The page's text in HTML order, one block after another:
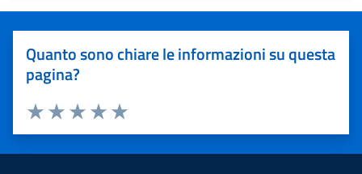
Quanto sono chiare le informazioni su questa
pagina?
Valuta 5 stelle su 5
Valuta 4 stelle su 5
Valuta 3 stelle su 5
Valuta 2 stelle su 5
Valuta 1 stelle su 5